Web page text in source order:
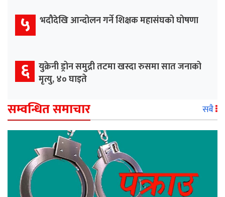
५ भदौदेखि आन्दोलन गर्ने शिक्षक महासंघको घोषणा
६ युक्रेनी ड्रोन समुद्री तटमा खस्दा रुसमा सात जनाको
मृत्यु, ४० घाइते
सम्वन्धित समाचार सबै